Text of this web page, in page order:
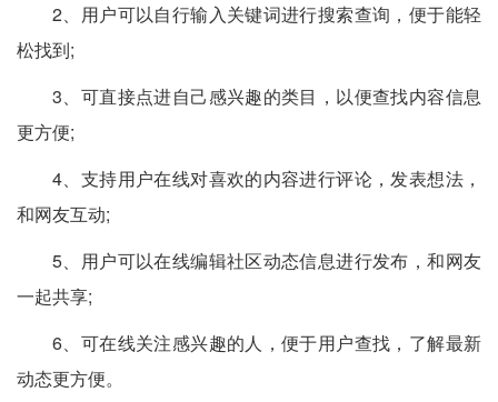
2、用户可以自行输入关键词进行搜索查询，便于能轻
松找到;
3、可直接点进自己感兴趣的类目，以便查找内容信息
更方便;
4、支持用户在线对喜欢的内容进行评论，发表想法，
和网友互动;
5、用户可以在线编辑社区动态信息进行发布，和网友
一起共享;
6、可在线关注感兴趣的人，便于用户查找，了解最新
动态更方便。